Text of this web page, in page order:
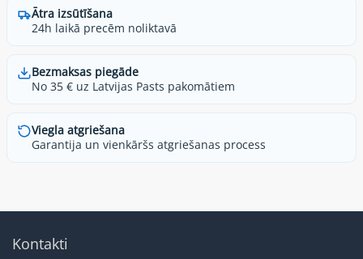
Ātra izsūtīšana
24h laikā precēm noliktavā
Bezmaksas piegāde
No 35 € uz Latvijas Pasts pakomātiem
Viegla atgriešana
Garantija un vienkāršs atgriešanas process
Kontakti